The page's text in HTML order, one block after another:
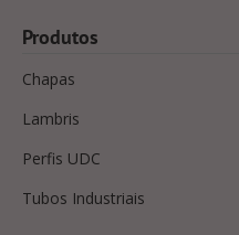
Produtos
Chapas
Lambris
Perfis UDC
Tubos Industriais